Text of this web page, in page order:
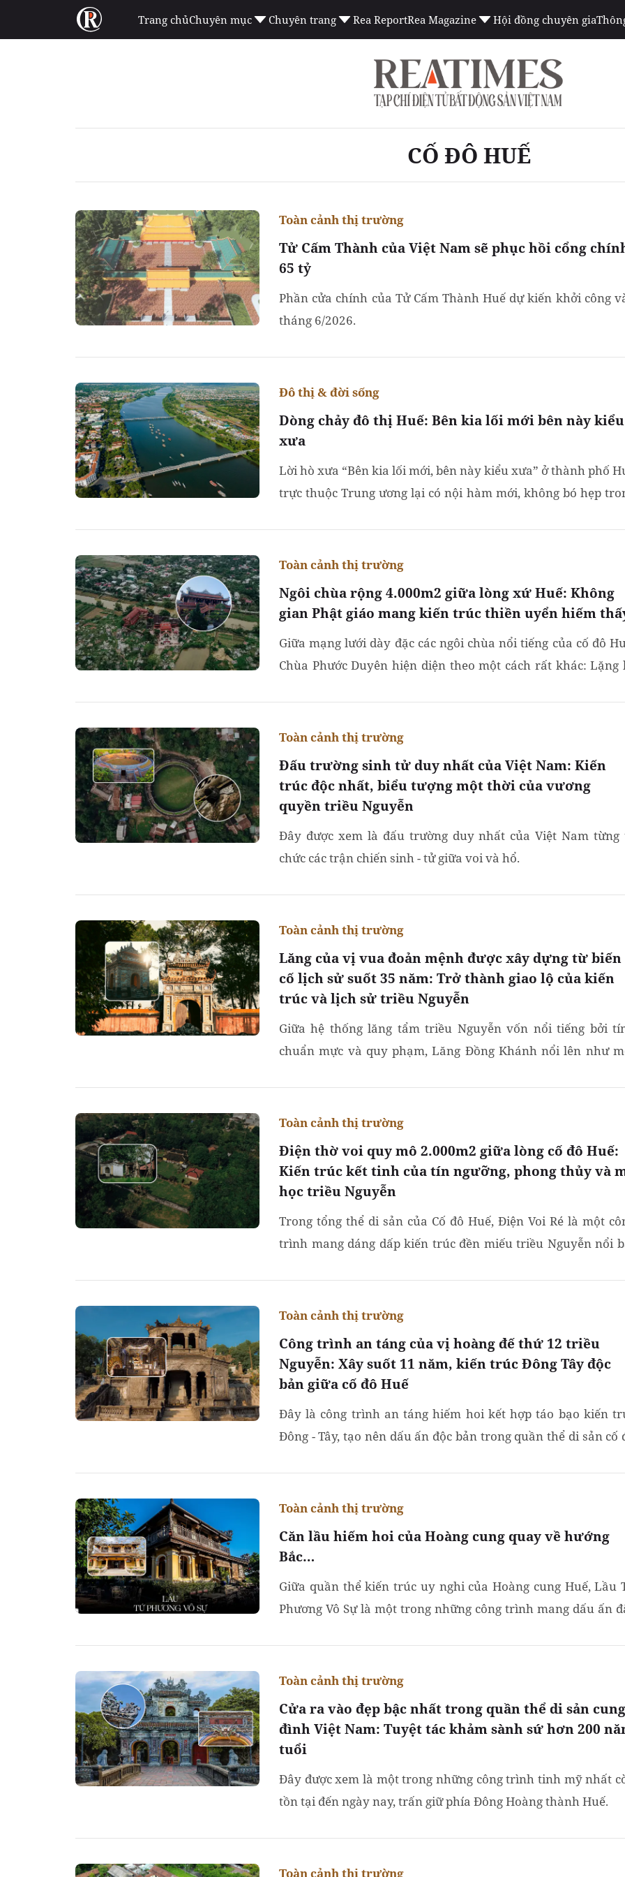
Trang chủChuyên mục Chuyên trang Rea ReportRea Magazine Hội đồng chuyên gia
CỐ ĐÔ HUẾ
Tử Cấm Thành của Việt Nam sẽ phục hồi cổng
65 tỷ
Toàn cảnh thị trường
Phần cửa chính của Tử Cấm Thành Huế dự kiến khởi công
tháng 6/2026.
Dòng chảy đô thị Huế: Bên kia lối mới bên này kiểu
xưa
Đô thị & đời sống
Lời hò xưa “Bên kia lối mới, bên này kiểu xưa” ở thành phố
trực thuộc Trung ương lại có nội hàm mới, không bó hẹp
Ngôi chùa rộng 4.000m2 giữa lòng xứ Huế: Không
gian Phật giáo mang kiến trúc thiền uyển hiếm
Toàn cảnh thị trường
Giữa mạng lưới dày đặc các ngôi chùa nổi tiếng của cố đô
Chùa Phước Duyên hiện diện theo một cách rất khác: Lặng
Đấu trường sinh tử duy nhất của Việt Nam: Kiến
trúc độc nhất, biểu tượng một thời của vương
quyền triều Nguyễn
Toàn cảnh thị trường
Đây được xem là đấu trường duy nhất của Việt Nam từng
chức các trận chiến sinh - tử giữa voi và hổ.
Lăng của vị vua đoản mệnh được xây dựng từ biến
cố lịch sử suốt 35 năm: Trở thành giao lộ của kiến
trúc và lịch sử triều Nguyễn
Toàn cảnh thị trường
Giữa hệ thống lăng tẩm triều Nguyễn vốn nổi tiếng bởi
chuẩn mực và quy phạm, Lăng Đồng Khánh nổi lên như
Điện thờ voi quy mô 2.000m2 giữa lòng cố đô Huế:
Kiến trúc kết tinh của tín ngưỡng, phong thủy và
học triều Nguyễn
Toàn cảnh thị trường
Trong tổng thể di sản của Cố đô Huế, Điện Voi Ré là một
trình mang dáng dấp kiến trúc đền miếu triều Nguyễn nổi
Công trình an táng của vị hoàng đế thứ 12 triều
Nguyễn: Xây suốt 11 năm, kiến trúc Đông Tây độc
bản giữa cố đô Huế
Toàn cảnh thị trường
Đây là công trình an táng hiếm hoi kết hợp táo bạo kiến
Đông - Tây, tạo nên dấu ấn độc bản trong quần thể di sản cố
Căn lầu hiếm hoi của Hoàng cung quay về hướng
Bắc…
Toàn cảnh thị trường
Giữa quần thể kiến trúc uy nghi của Hoàng cung Huế, Lầu
Phương Vô Sự là một trong những công trình mang dấu ấn
Cửa ra vào đẹp bậc nhất trong quần thể di sản cung
đình Việt Nam: Tuyệt tác khảm sành sứ hơn 200
tuổi
Toàn cảnh thị trường
Đây được xem là một trong những công trình tinh mỹ nhất
tồn tại đến ngày nay, trấn giữ phía Đông Hoàng thành Huế.
Toàn cảnh thị trường